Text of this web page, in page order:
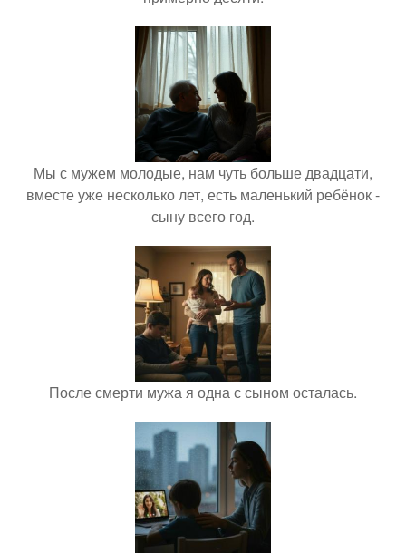
Мы с мужем молодые, нам чуть больше двадцати,
вместе уже несколько лет, есть маленький ребёнок -
сыну всего год.
После смерти мужа я одна с сыном осталась.